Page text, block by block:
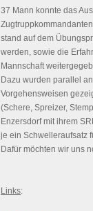
37 Mann konnte das
stand auf dem
werden, sowie die
Mannschaft
Dazu wurden parallel
Vorgehensweisen
(Schere, Spreizer,
Enzersdorf mit ihrem
je ein Schwelleraufsatz
Dafür möchten wir uns
Links: